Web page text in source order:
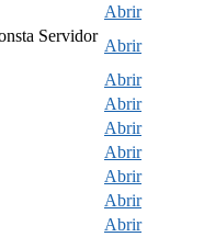
Abrir
Servidor
Abrir
Abrir
Abrir
Abrir
Abrir
Abrir
Abrir
Abrir